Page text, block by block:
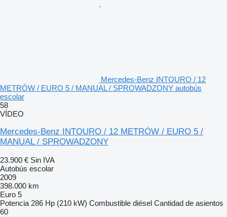
Mercedes-Benz INTOURO / 12
METRÓW / EURO 5 / MANUAL / SPROWADZONY autobús
escolar
58
VÍDEO
Mercedes-Benz INTOURO / 12 METRÓW / EURO 5 /
MANUAL / SPROWADZONY
23.900 € Sin IVA
Autobús escolar
2009
398.000 km
Euro 5
Potencia 286 Hp (210 kW) Combustible diésel Cantidad de asientos
60